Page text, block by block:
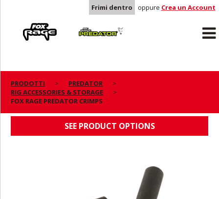
Frimi dentro oppure Crea un Account
Predator
PRODOTTI
PREDATOR
RIG ACCESSORIES & STORAGE
FOX RAGE PREDATOR CRIMPS
FOX RAGE PREDATOR CRIMPS
SEE PRODUCT OPTIONS